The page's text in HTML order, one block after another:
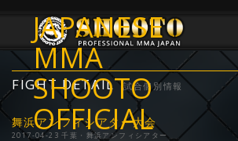
JAPANESE
MMA
SHOOTO
OFFICIAL
FIGHT DETAIL 試合個別情報
舞浜アンフィシアター大会
2017-04-23 千葉・舞浜アンフィシアター